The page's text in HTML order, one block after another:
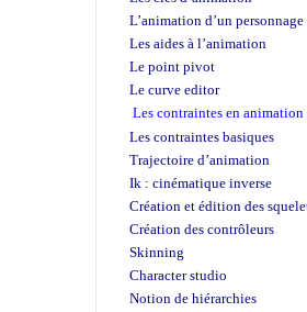
L’animation d’un
Les aides à l’animation
Le point pivot
Le curve editor
Les contraintes en animation
Les contraintes basiques
Trajectoire d’animation
Ik : cinématique inverse
Création et édition des
Création des contrôleurs
Skinning
Character studio
Notion de hiérarchies